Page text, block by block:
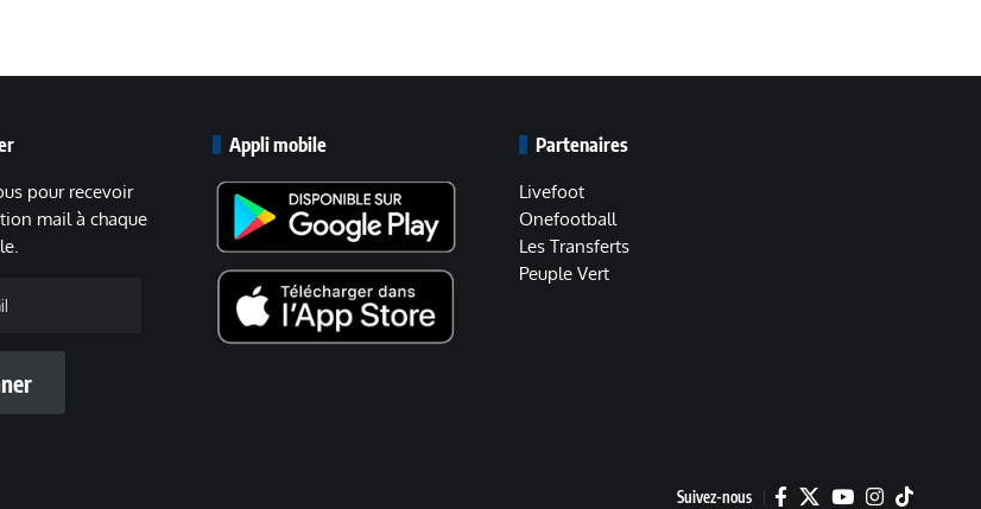
pour recevoir
mail à chaque
Appli mobile Partenaires
Livefoot
Onefootball
Les Transferts
Peuple Vert
Suivez-nous